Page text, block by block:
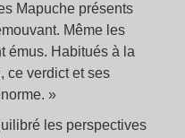
Mapuche présents
Même les
émus. Habitués à la
ce verdict et ses
»
les perspectives